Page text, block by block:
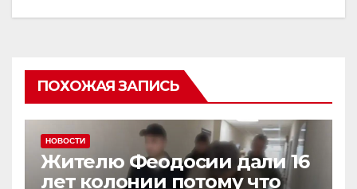
ПОХОЖАЯ ЗАПИСЬ
НОВОСТИ
Жителю Феодосии дали 16
лет колонии потому что